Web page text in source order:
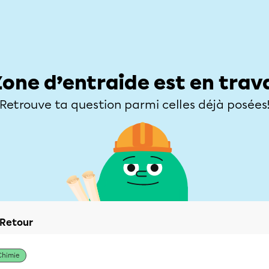
d’entraide est en
Retrouve ta question parmi celles déjà
Retour